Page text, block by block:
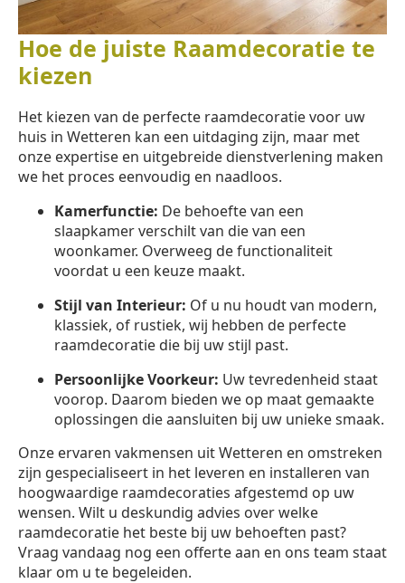
Hoe de juiste Raamdecoratie te
kiezen
Het kiezen van de perfecte raamdecoratie voor uw
huis in Wetteren kan een uitdaging zijn, maar met
onze expertise en uitgebreide dienstverlening maken
we het proces eenvoudig en naadloos.
Kamerfunctie: De behoefte van een
slaapkamer verschilt van die van een
woonkamer. Overweeg de functionaliteit
voordat u een keuze maakt.
Stijl van Interieur: Of u nu houdt van modern,
klassiek, of rustiek, wij hebben de perfecte
raamdecoratie die bij uw stijl past.
Persoonlijke Voorkeur: Uw tevredenheid staat
voorop. Daarom bieden we op maat gemaakte
oplossingen die aansluiten bij uw unieke smaak.
Onze ervaren vakmensen uit Wetteren en omstreken
zijn gespecialiseert in het leveren en installeren van
hoogwaardige raamdecoraties afgestemd op uw
wensen. Wilt u deskundig advies over welke
raamdecoratie het beste bij uw behoeften past?
Vraag vandaag nog een offerte aan en ons team staat
klaar om u te begeleiden.